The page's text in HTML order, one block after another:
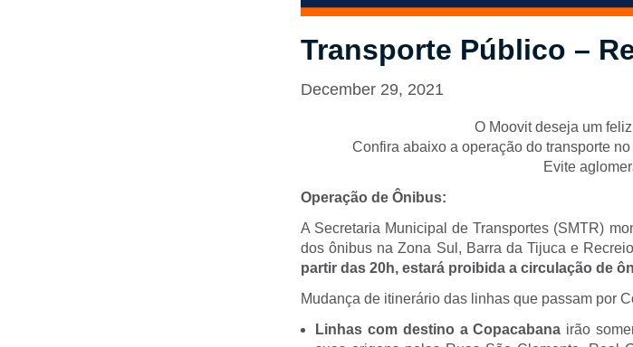
Transporte Público –
December 29, 2021
O Moovit deseja um
Confira abaixo a operação do transporte
Evite
Operação de Ônibus:
A Secretaria Municipal de Transportes (SMTR)
dos ônibus na Zona Sul, Barra da Tijuca e
partir das 20h, estará proibida a circulação de
Mudança de itinerário das linhas que passam por
Linhas com destino a Copacabana irão